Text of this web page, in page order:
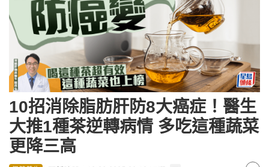
10招消除脂肪肝防8大癌症！醫生
大推1種茶逆轉病情 多吃這種蔬菜
更降三高